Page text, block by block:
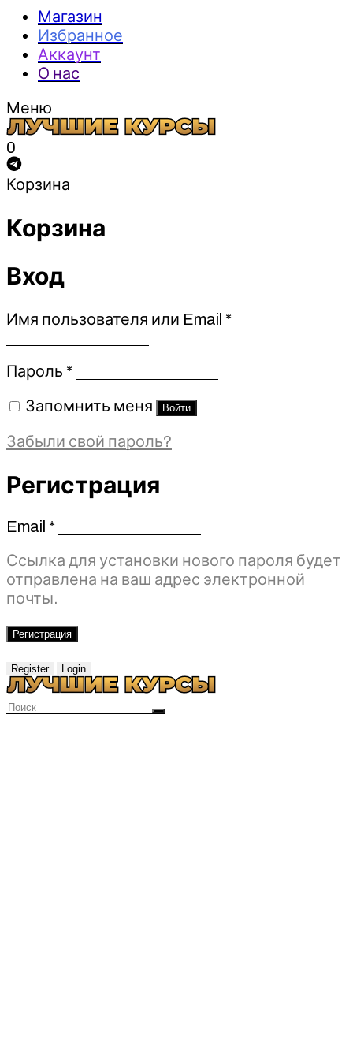
Магазин
Избранное
Аккаунт
О нас
Меню
0
Корзина
Корзина
Вход
Имя пользователя или Email *Обязательно
Пароль *Обязательно
Запомнить меня Войти
Забыли свой пароль?
Регистрация
Email *Обязательно
Ссылка для установки нового пароля будет
отправлена ​​на ваш адрес электронной
почты.
Регистрация
Register Login